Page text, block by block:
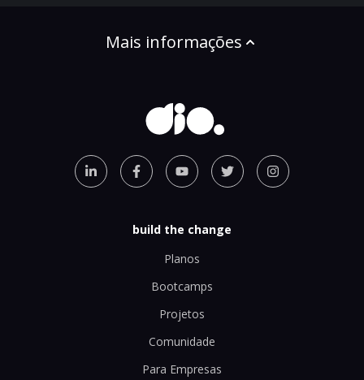
Mais informações
build the change
Planos
Bootcamps
Projetos
Comunidade
Para Empresas